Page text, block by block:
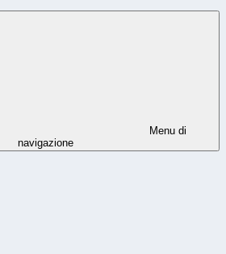
Menu di
navigazione